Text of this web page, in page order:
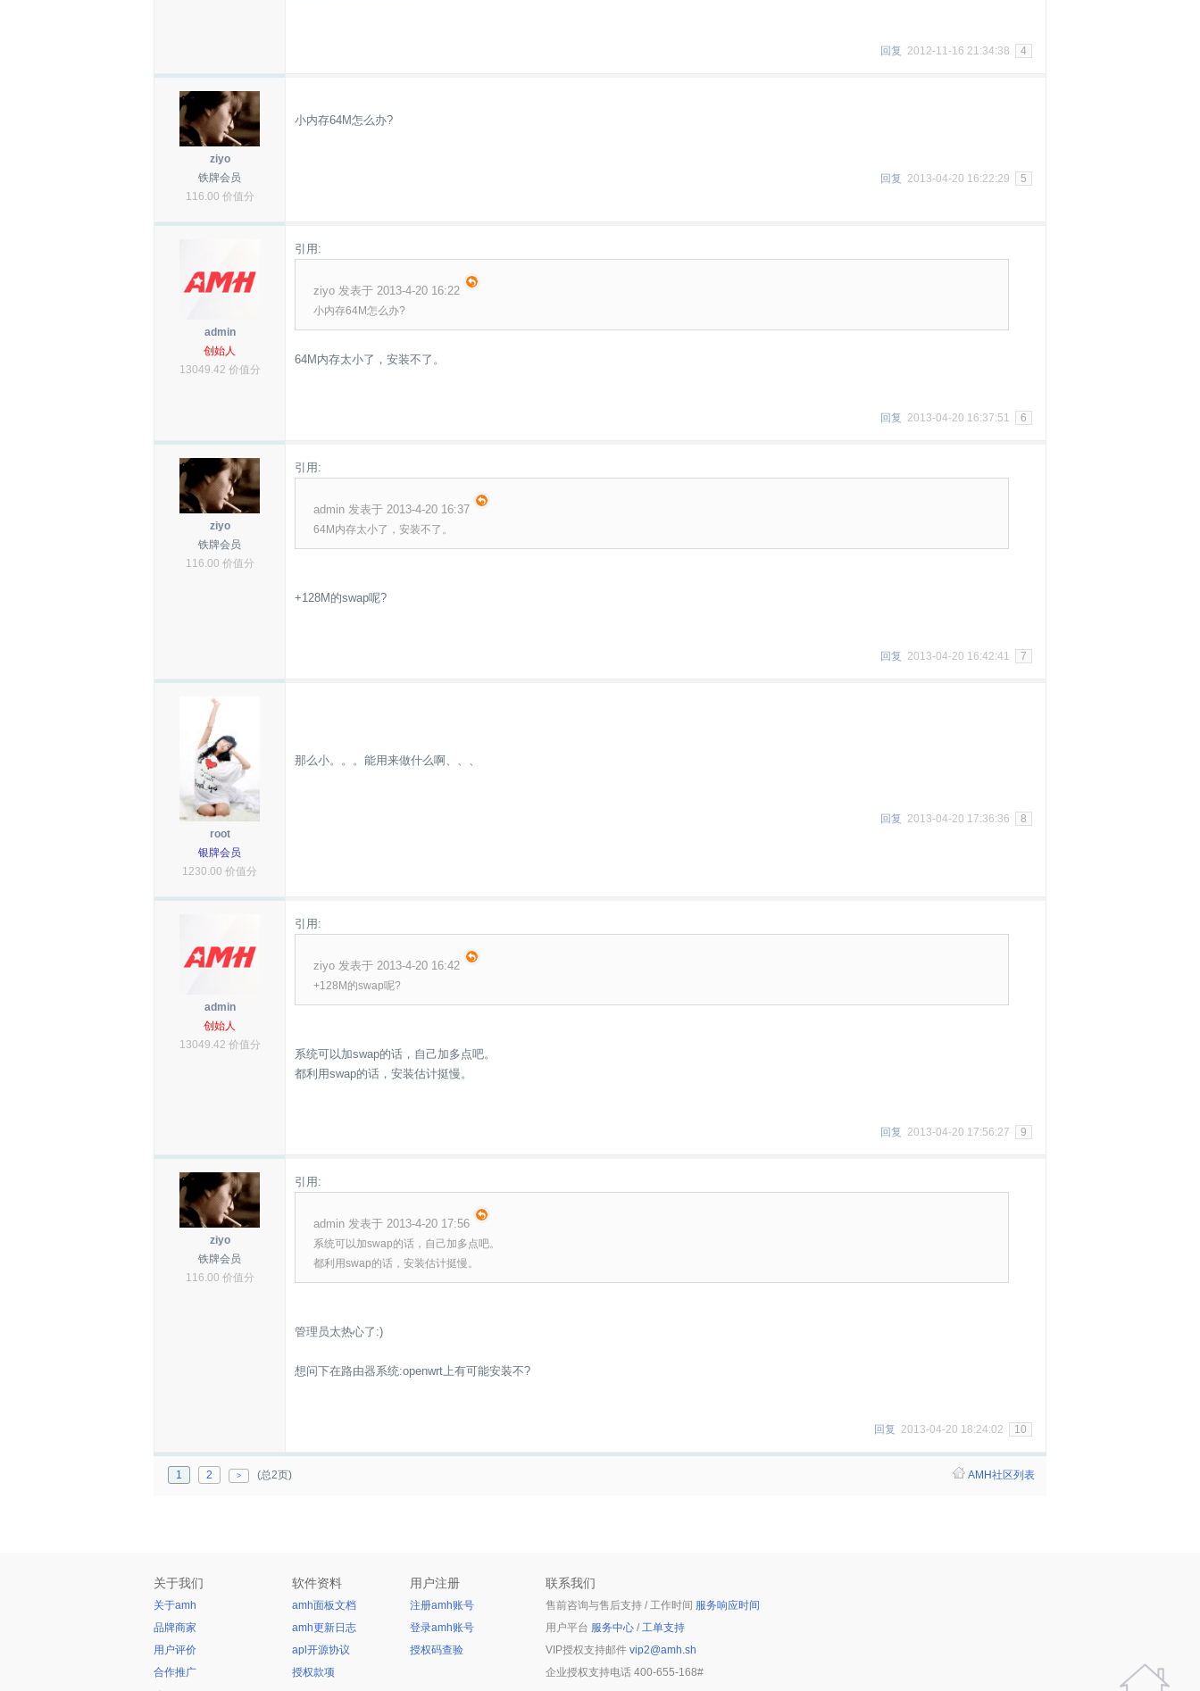
回复 2012-11-16 21:34:38 4
ziyo
铁牌会员
116.00 价值分
小内存64M怎么办?
回复 2013-04-20 16:22:29 5
admin
创始人
13049.42 价值分
引用:
ziyo 发表于 2013-4-20 16:22
小内存64M怎么办?
64M内存太小了，安装不了。
回复 2013-04-20 16:37:51 6
ziyo
铁牌会员
116.00 价值分
引用:
admin 发表于 2013-4-20 16:37
64M内存太小了，安装不了。
+128M的swap呢?
回复 2013-04-20 16:42:41 7
root
银牌会员
1230.00 价值分
那么小。。。能用来做什么啊、、、
回复 2013-04-20 17:36:36 8
admin
创始人
13049.42 价值分
引用:
ziyo 发表于 2013-4-20 16:42
+128M的swap呢?
系统可以加swap的话，自己加多点吧。
都利用swap的话，安装估计挺慢。
回复 2013-04-20 17:56:27 9
ziyo
铁牌会员
116.00 价值分
引用:
admin 发表于 2013-4-20 17:56
系统可以加swap的话，自己加多点吧。
都利用swap的话，安装估计挺慢。
管理员太热心了:)
想问下在路由器系统:openwrt上有可能安装不?
回复 2013-04-20 18:24:02 10
1 2 > (总2页) AMH社区列表
关于我们
关于amh
品牌商家
用户评价
合作推广
软件资料
amh面板文档
amh更新日志
apl开源协议
授权款项
用户注册
注册amh账号
登录amh账号
授权码查验
联系我们
售前咨询与售后支持 / 工作时间 服务响应时间
用户平台 服务中心 / 工单支持
VIP授权支持邮件 vip2@amh.sh
企业授权支持电话 400-655-168#